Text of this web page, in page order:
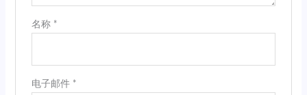
名称 *
电子邮件 *